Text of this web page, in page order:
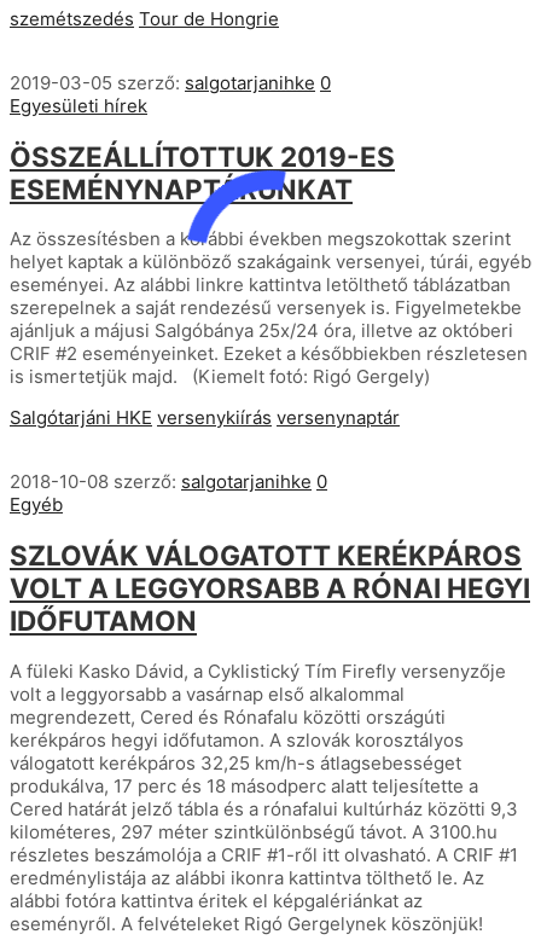
szemétszedés Tour de Hongrie
2019-03-05 szerző: salgotarjanihke 0
Egyesületi hírek
ÖSSZEÁLLÍTOTTUK 2019-ES
ESEMÉNYNAPTÁRUNKAT
Az összesítésben a korábbi években megszokottak szerint
helyet kaptak a különböző szakágaink versenyei, túrái, egyéb
eseményei. Az alábbi linkre kattintva letölthető táblázatban
szerepelnek a saját rendezésű versenyek is. Figyelmetekbe
ajánljuk a májusi Salgóbánya 25x/24 óra, illetve az októberi
CRIF #2 eseményeinket. Ezeket a későbbiekben részletesen
is ismertetjük majd. (Kiemelt fotó: Rigó Gergely)
Salgótarjáni HKE versenykiírás versenynaptár
2018-10-08 szerző: salgotarjanihke 0
Egyéb
SZLOVÁK VÁLOGATOTT KERÉKPÁROS
VOLT A LEGGYORSABB A RÓNAI HEGYI
IDŐFUTAMON
A füleki Kasko Dávid, a Cyklistický Tím Firefly versenyzője
volt a leggyorsabb a vasárnap első alkalommal
megrendezett, Cered és Rónafalu közötti országúti
kerékpáros hegyi időfutamon. A szlovák korosztályos
válogatott kerékpáros 32,25 km/h-s átlagsebességet
produkálva, 17 perc és 18 másodperc alatt teljesítette a
Cered határát jelző tábla és a rónafalui kultúrház közötti 9,3
kilométeres, 297 méter szintkülönbségű távot. A 3100.hu
részletes beszámolója a CRIF #1-ről itt olvasható. A CRIF #1
eredménylistája az alábbi ikonra kattintva tölthető le. Az
alábbi fotóra kattintva éritek el képgalériánkat az
eseményről. A felvételeket Rigó Gergelynek köszönjük!